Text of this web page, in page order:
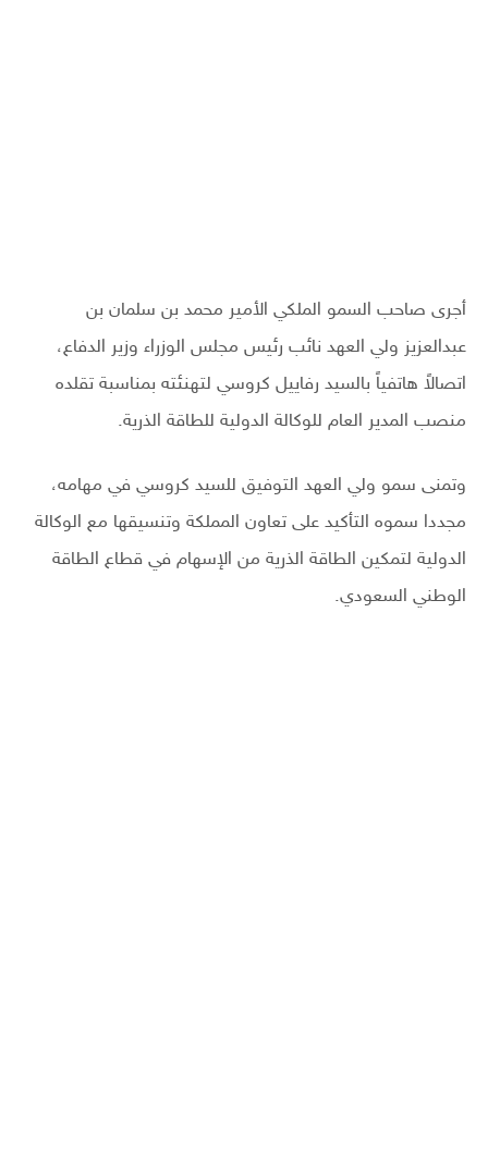
أجرى صاحب السمو الملكي الأمير محمد بن سلمان بن
عبدالعزيز ولي العهد نائب رئيس مجلس الوزراء وزير الدفاع،
اتصالاً هاتفياً بالسيد رفاييل كروسي لتهنئته بمناسبة تقلده
منصب المدير العام للوكالة الدولية للطاقة الذرية.
وتمنى سمو ولي العهد التوفيق للسيد كروسي في مهامه،
مجددا سموه التأكيد على تعاون المملكة وتنسيقها مع الوكالة
الدولية لتمكين الطاقة الذرية من الإسهام في قطاع الطاقة
الوطني السعودي.